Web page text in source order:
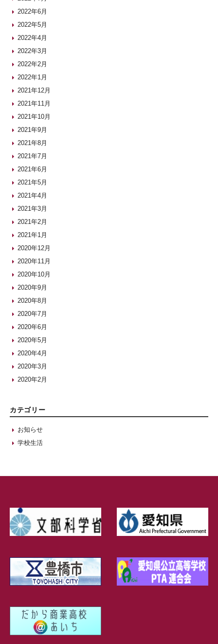
2022年6月
2022年5月
2022年4月
2022年3月
2022年2月
2022年1月
2021年12月
2021年11月
2021年10月
2021年9月
2021年8月
2021年7月
2021年6月
2021年5月
2021年4月
2021年3月
2021年2月
2021年1月
2020年12月
2020年11月
2020年10月
2020年9月
2020年8月
2020年7月
2020年6月
2020年5月
2020年4月
2020年3月
2020年2月
カテゴリー
お知らせ
学校生活